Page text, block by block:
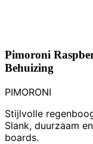
Pimoroni
Behuizing
PIMORONI
Stijlvolle
Slank, duurzaam
boards.